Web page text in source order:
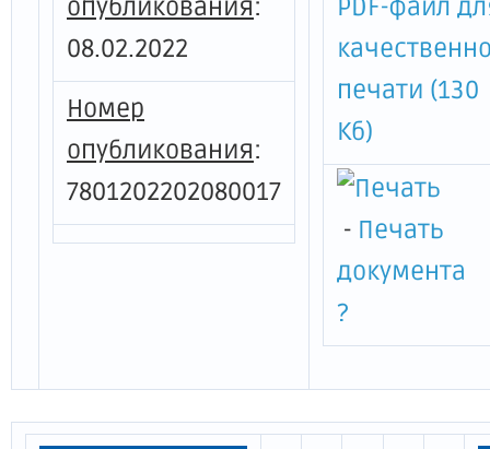
опубликования:
08.02.2022
Номер
опубликования:
7801202202080017
PDF-файл
печати (130
Кб)
- Печать
документа
?